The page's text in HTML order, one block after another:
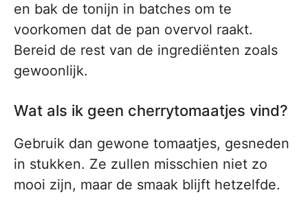
en bak de tonijn in batches om te
voorkomen dat de pan overvol raakt.
Bereid de rest van de ingrediënten zoals
gewoonlijk.
Wat als ik geen cherrytomaatjes vind?
Gebruik dan gewone tomaatjes, gesneden
in stukken. Ze zullen misschien niet zo
mooi zijn, maar de smaak blijft hetzelfde.